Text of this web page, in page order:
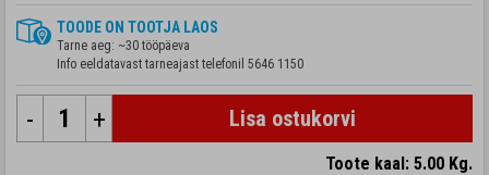
TOODE ON TOOTJA LAOS
Tarne aeg: ~30 tööpäeva
Info eeldatavast tarneajast telefonil 5646 1150
- + Lisa ostukorvi
Toote kaal: 5.00 Kg.